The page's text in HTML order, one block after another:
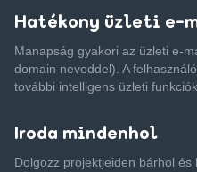
Hatékony üzleti e-
Manapság gyakori az üzleti e-
domain neveddel). A
további intelligens üzleti
Iroda mindenhol
Dolgozz projektjeiden bárhol